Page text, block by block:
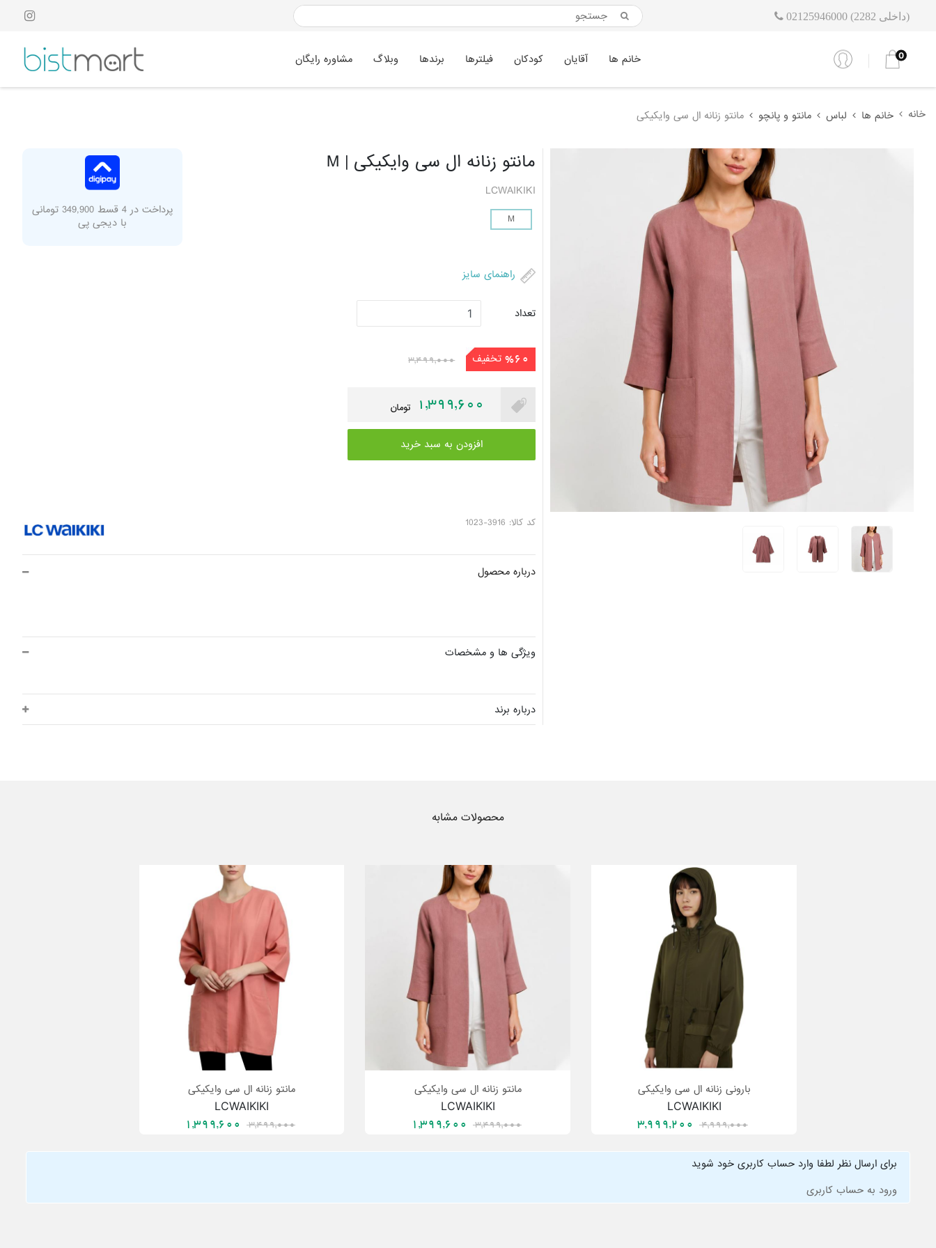
02125946000 (داخلی 2282)
خانم ها آقایان کودکان فیلترها برندها وبلاگ مشاوره رایگان 0
خانه خانم ها لباس مانتو و پانچو مانتو زنانه ال سی وایکیکی
پرداخت در 4 قسط 349,900 تومانی
با دیجی پی
مانتو زنانه ال سی وایکیکی | M
LCWAIKIKI
M
راهنمای سایز
تعداد
%60تخفیف 3,499,000
1,399,600 تومان
افزودن به سبد خرید
کد کالا: 3916-1023
درباره محصول
ویژگی ها و مشخصات
درباره برند
محصولات مشابه
مانتو زنانه ال سی وایکیکی
LCWAIKIKI
3,499,000
مانتو زنانه ال سی وایکیکی
LCWAIKIKI
3,499,000
بارونی زنانه ال سی وایکیکی
LCWAIKIKI
4,999,000
برای ارسال نظر لطفا وارد حساب کاربری خود شوید
ورود به حساب کاربری